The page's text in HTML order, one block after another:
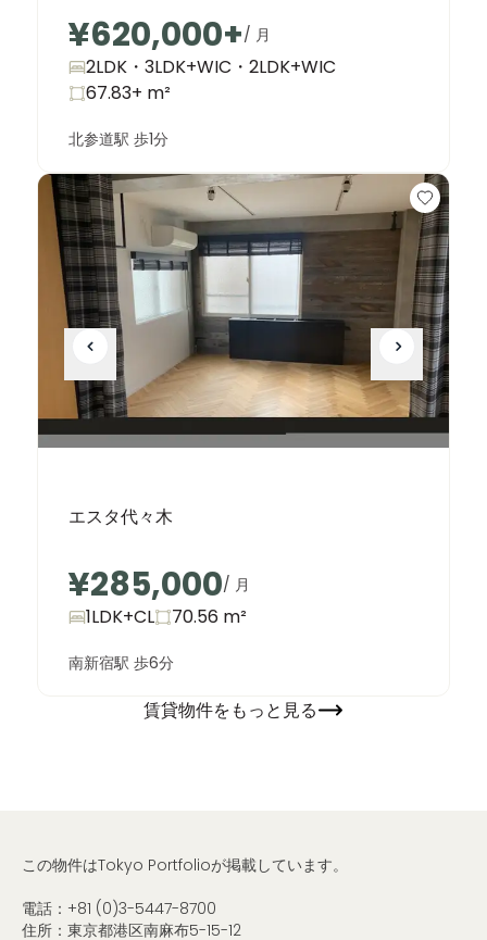
¥620,000+/ 月
2LDK・3LDK+WIC・2LDK+WIC
67.83+ m²
北参道駅 歩1分
エスタ代々木
¥285,000/ 月
1LDK+CL 70.56 m²
南新宿駅 歩6分
賃貸物件をもっと見る
この物件はTokyo Portfolioが掲載しています。
電話： +81 (0)3-5447-8700
住所：東京都港区南麻布5-15-12